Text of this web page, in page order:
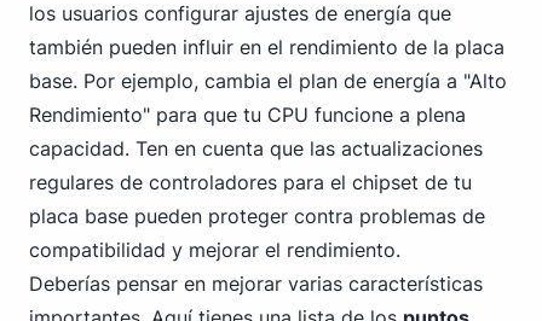
los usuarios configurar ajustes de energía que
también pueden influir en el rendimiento de la placa
base. Por ejemplo, cambia el plan de energía a "Alto
Rendimiento" para que tu CPU funcione a plena
capacidad. Ten en cuenta que las actualizaciones
regulares de controladores para el chipset de tu
placa base pueden proteger contra problemas de
compatibilidad y mejorar el rendimiento.
Deberías pensar en mejorar varias características